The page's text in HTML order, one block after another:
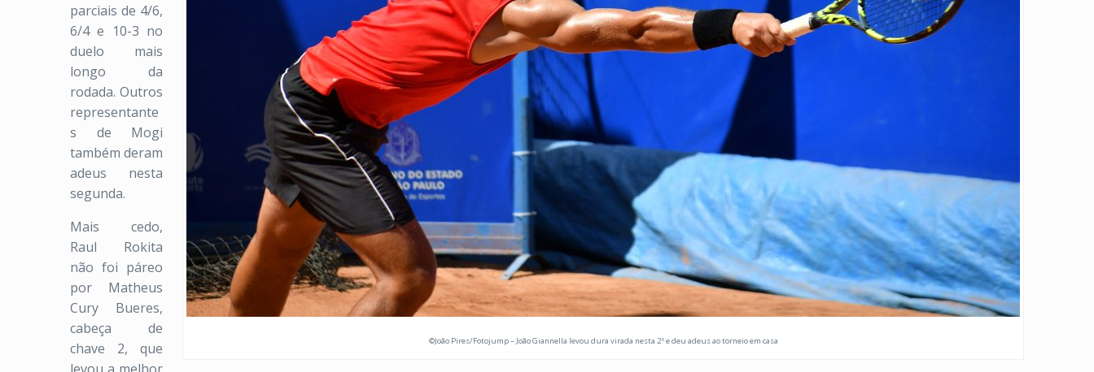
©João Pires/Fotojump – João Giannella levou dura virada nesta 2ª e deu adeus ao torneio em casa
parciais de 4/6,
6/4 e 10-3 no
duelo mais
longo da
rodada. Outros
representante
s de Mogi
também deram
adeus nesta
segunda.
Mais cedo,
Raul Rokita
não foi páreo
por Matheus
Cury Bueres,
cabeça de
chave 2, que